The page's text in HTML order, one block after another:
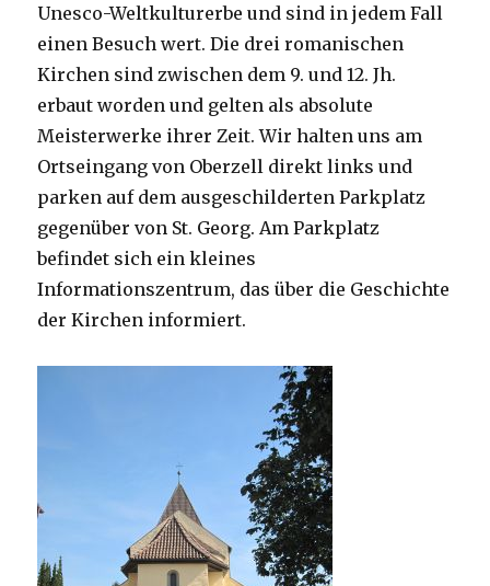
Unesco-Weltkulturerbe und sind in jedem Fall
einen Besuch wert. Die drei romanischen
Kirchen sind zwischen dem 9. und 12. Jh.
erbaut worden und gelten als absolute
Meisterwerke ihrer Zeit. Wir halten uns am
Ortseingang von Oberzell direkt links und
parken auf dem ausgeschilderten Parkplatz
gegenüber von St. Georg. Am Parkplatz
befindet sich ein kleines
Informationszentrum, das über die Geschichte
der Kirchen informiert.